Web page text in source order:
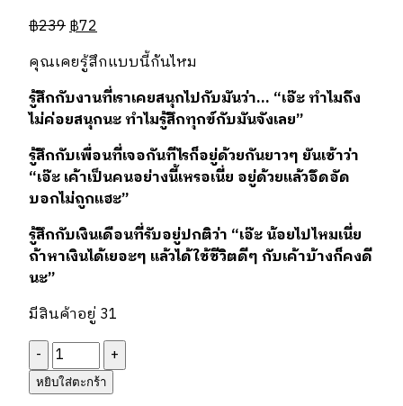
฿239฿72
คุณเคยรู้สึกแบบนี้กันไหม
รู้สึกกับงานที่เราเคยสนุกไปกับมันว่า… “เอ๊ะทำไมถึง
ไม่ค่อยสนุกนะทำไมรู้สึกทุกข์กับมันจังเลย”
รู้สึกกับเพื่อนที่เจอกันทีไรก็อยู่ด้วยกันยาวๆ ยันเช้าว่า
“เอ๊ะเค้าเป็นคนอย่างนี้เหรอเนี่ย อยู่ด้วยแล้วอึดอัด
บอกไม่ถูกแฮะ”
รู้สึกกับเงินเดือนที่รับอยู่ปกติว่า “เอ๊ะน้อยไปไหมเนี่ย
ถ้าหาเงินได้เยอะๆ แล้วได้ใช้ชีวิตดีๆกับเค้าบ้างก็คงดี
นะ”
มีสินค้าอยู่ 31
จำนวน
ฝึก
ตัว
หยิบใส่ตะกร้า